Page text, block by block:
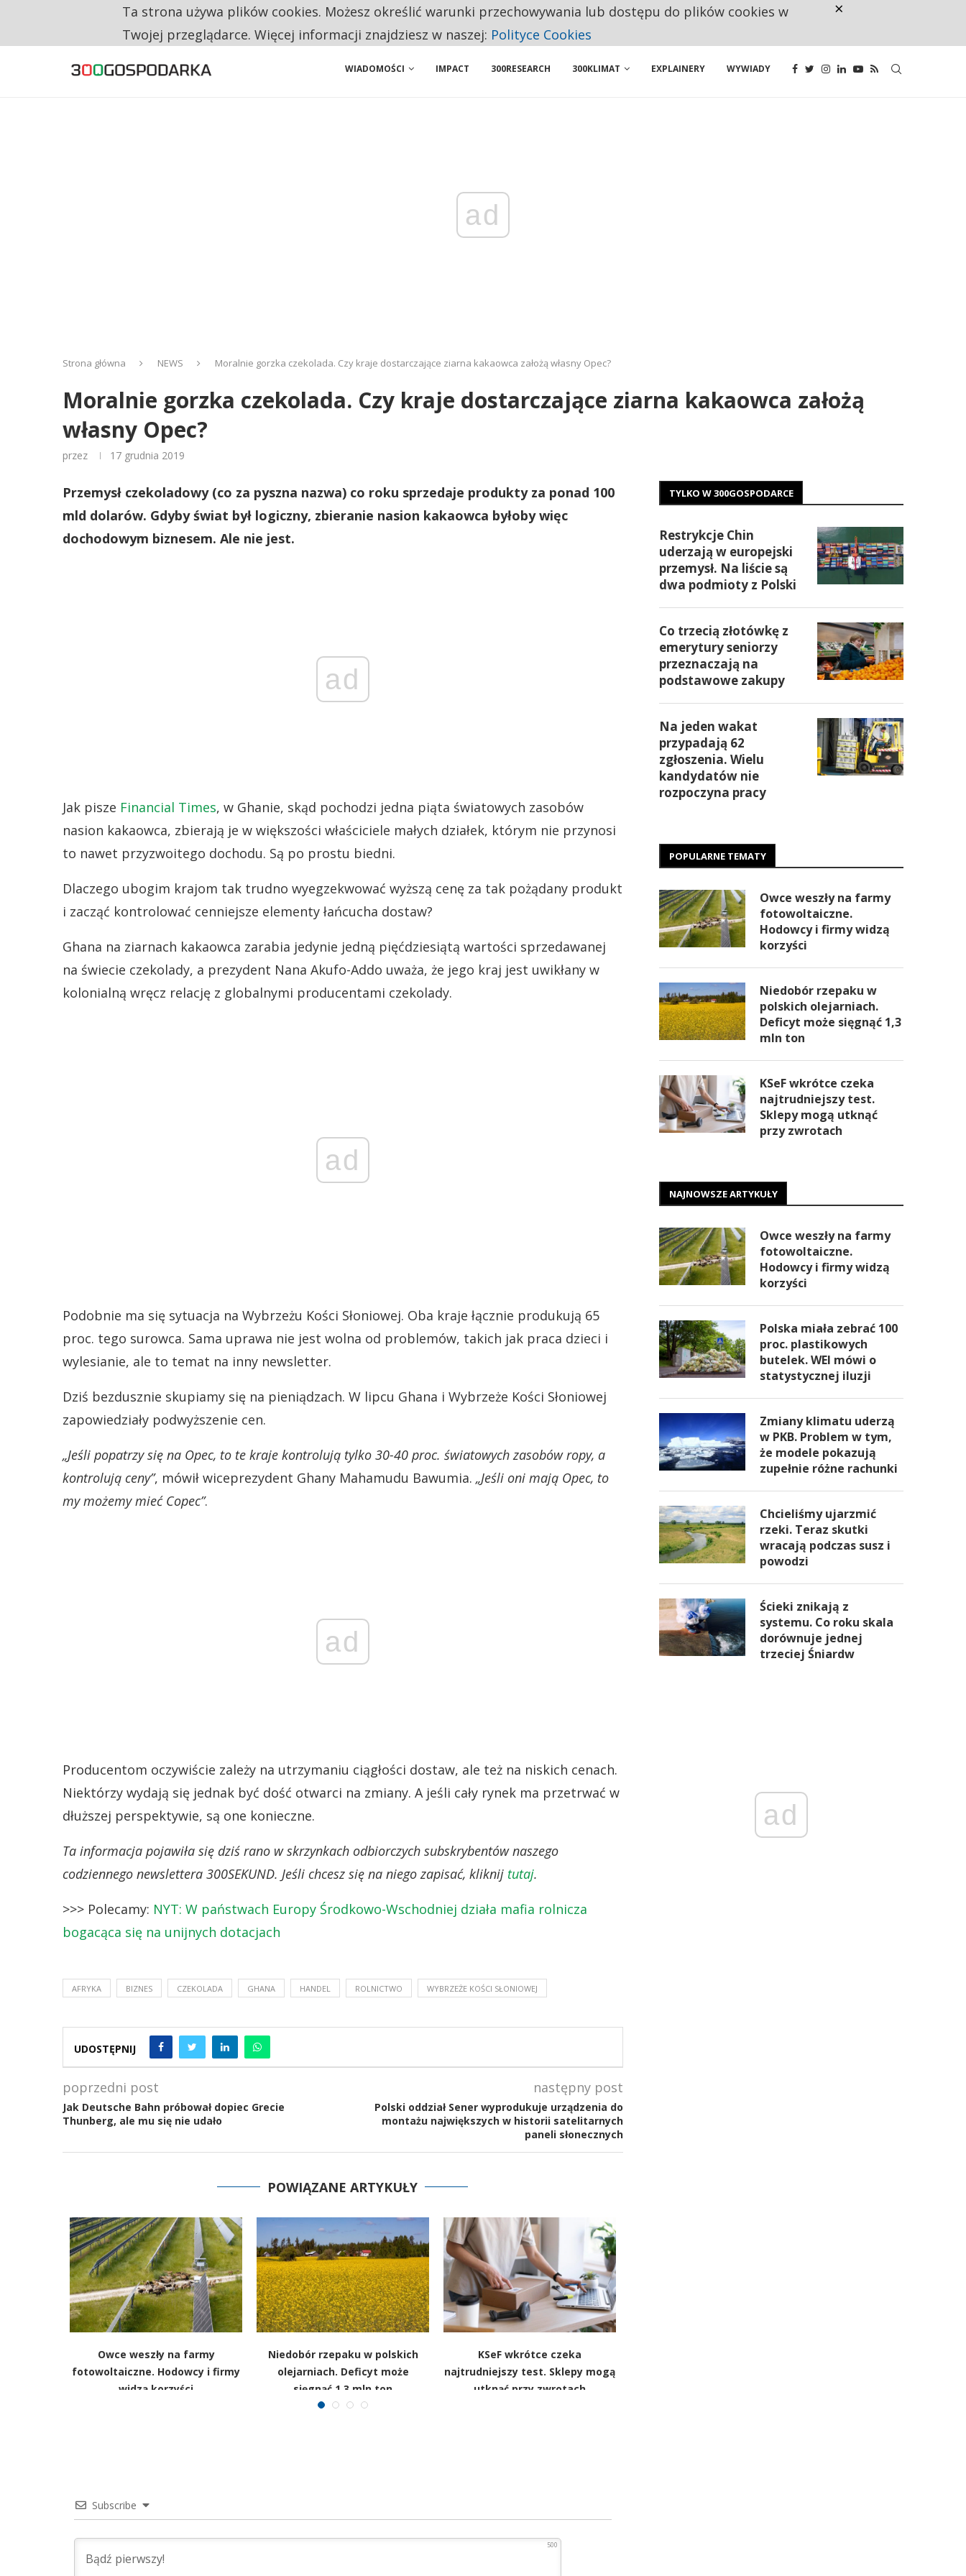
NA JEDEN WAKAT PRZYPADAJĄ 62 ZGŁOSZENIA. WIELU KANDYDATÓW NIE ROZPOCZYNA PRACY
WIADOMOŚCI IMPACT 300RESEARCH 300KLIMAT EXPLAINERY WYWIADY
ad
Strona główna NEWS Moralnie gorzka czekolada. Czy kraje dostarczające ziarna kakaowca założą własny Opec?
Moralnie gorzka czekolada. Czy kraje dostarczające ziarna kakaowca założą
własny Opec?
przez 17 grudnia 2019
Przemysł czekoladowy (co za pyszna nazwa) co roku sprzedaje produkty za ponad 100
mld dolarów. Gdyby świat był logiczny, zbieranie nasion kakaowca byłoby więc
dochodowym biznesem. Ale nie jest.
ad
Jak pisze Financial Times, w Ghanie, skąd pochodzi jedna piąta światowych zasobów
nasion kakaowca, zbierają je w większości właściciele małych działek, którym nie przynosi
to nawet przyzwoitego dochodu. Są po prostu biedni.
Dlaczego ubogim krajom tak trudno wyegzekwować wyższą cenę za tak pożądany produkt
i zacząć kontrolować cenniejsze elementy łańcucha dostaw?
Ghana na ziarnach kakaowca zarabia jedynie jedną pięćdziesiątą wartości sprzedawanej
na świecie czekolady, a prezydent Nana Akufo-Addo uważa, że jego kraj jest uwikłany w
kolonialną wręcz relację z globalnymi producentami czekolady.
ad
Podobnie ma się sytuacja na Wybrzeżu Kości Słoniowej. Oba kraje łącznie produkują 65
proc. tego surowca. Sama uprawa nie jest wolna od problemów, takich jak praca dzieci i
wylesianie, ale to temat na inny newsletter.
Dziś bezdusznie skupiamy się na pieniądzach. W lipcu Ghana i Wybrzeże Kości Słoniowej
zapowiedziały podwyższenie cen.
„Jeśli popatrzy się na Opec, to te kraje kontrolują tylko 30-40 proc. światowych zasobów ropy, a
kontrolują ceny”, mówił wiceprezydent Ghany Mahamudu Bawumia. „Jeśli oni mają Opec, to
my możemy mieć Copec”.
ad
Producentom oczywiście zależy na utrzymaniu ciągłości dostaw, ale też na niskich cenach.
Niektórzy wydają się jednak być dość otwarci na zmiany. A jeśli cały rynek ma przetrwać w
dłuższej perspektywie, są one konieczne.
Ta informacja pojawiła się dziś rano w skrzynkach odbiorczych subskrybentów naszego
codziennego newslettera 300SEKUND. Jeśli chcesz się na niego zapisać, kliknij tutaj.
>>> Polecamy: NYT: W państwach Europy Środkowo-Wschodniej działa mafia rolnicza
bogacąca się na unijnych dotacjach
AFRYKA BIZNES CZEKOLADA GHANA HANDEL ROLNICTWO WYBRZEŻE KOŚCI SŁONIOWEJ
UDOSTĘPNIJ
poprzedni post
Jak Deutsche Bahn próbował dopiec Grecie
Thunberg, ale mu się nie udało
następny post
Polski oddział Sener wyprodukuje urządzenia do
montażu największych w historii satelitarnych
paneli słonecznych
POWIĄZANE ARTYKUŁY
Owce weszły na farmy
fotowoltaiczne. Hodowcy i firmy
widzą korzyści
Niedobór rzepaku w polskich
olejarniach. Deficyt może
sięgnąć 1,3 mln ton
KSeF wkrótce czeka
najtrudniejszy test. Sklepy mogą
utknąć przy zwrotach
Subscribe
500
TYLKO W 300GOSPODARCE
Restrykcje Chin
uderzają w europejski
przemysł. Na liście są
dwa podmioty z Polski
Co trzecią złotówkę z
emerytury seniorzy
przeznaczają na
podstawowe zakupy
Na jeden wakat
przypadają 62
zgłoszenia. Wielu
kandydatów nie
rozpoczyna pracy
POPULARNE TEMATY
Owce weszły na farmy
fotowoltaiczne.
Hodowcy i firmy widzą
korzyści
Niedobór rzepaku w
polskich olejarniach.
Deficyt może sięgnąć 1,3
mln ton
KSeF wkrótce czeka
najtrudniejszy test.
Sklepy mogą utknąć
przy zwrotach
NAJNOWSZE ARTYKUŁY
Owce weszły na farmy
fotowoltaiczne.
Hodowcy i firmy widzą
korzyści
Polska miała zebrać 100
proc. plastikowych
butelek. WEI mówi o
statystycznej iluzji
Zmiany klimatu uderzą
w PKB. Problem w tym,
że modele pokazują
zupełnie różne rachunki
Chcieliśmy ujarzmić
rzeki. Teraz skutki
wracają podczas susz i
powodzi
Ścieki znikają z
systemu. Co roku skala
dorównuje jednej
trzeciej Śniardw
ad
Ta strona używa plików cookies. Możesz określić warunki przechowywania lub dostępu do plików cookies w
Twojej przeglądarce. Więcej informacji znajdziesz w naszej: Polityce Cookies
×